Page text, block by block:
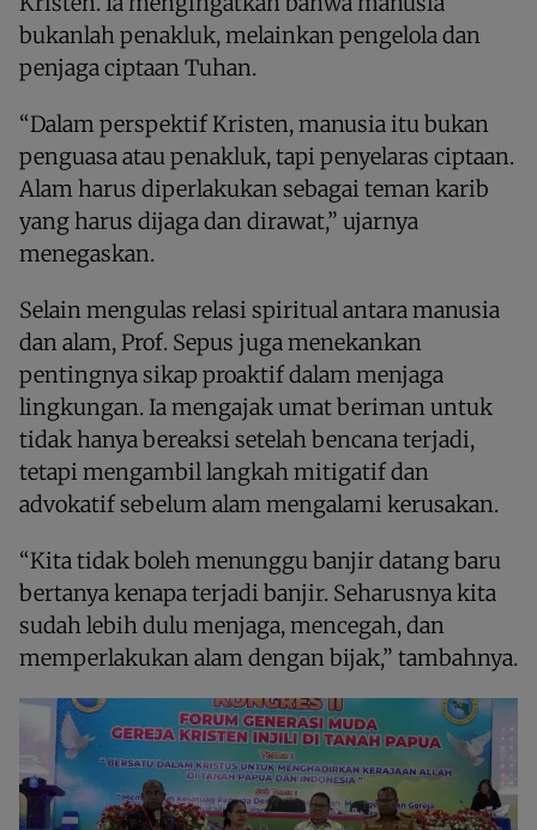
bukanlah penakluk, melainkan pengelola dan
penjaga ciptaan Tuhan.
“Dalam perspektif Kristen, manusia itu bukan
penguasa atau penakluk, tapi penyelaras ciptaan.
Alam harus diperlakukan sebagai teman karib
yang harus dijaga dan dirawat,” ujarnya
menegaskan.
Selain mengulas relasi spiritual antara manusia
dan alam, Prof. Sepus juga menekankan
pentingnya sikap proaktif dalam menjaga
lingkungan. Ia mengajak umat beriman untuk
tidak hanya bereaksi setelah bencana terjadi,
tetapi mengambil langkah mitigatif dan
advokatif sebelum alam mengalami kerusakan.
“Kita tidak boleh menunggu banjir datang baru
bertanya kenapa terjadi banjir. Seharusnya kita
sudah lebih dulu menjaga, mencegah, dan
memperlakukan alam dengan bijak,” tambahnya.